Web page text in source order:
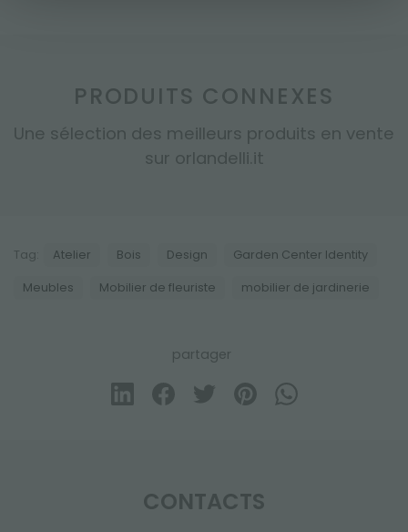
PRODUITS CONNEXES
Une sélection des meilleurs produits en vente
sur orlandelli.it
Tag: Atelier Bois Design Garden Center Identity
Meubles Mobilier de fleuriste mobilier de jardinerie
partager
CONTACTS